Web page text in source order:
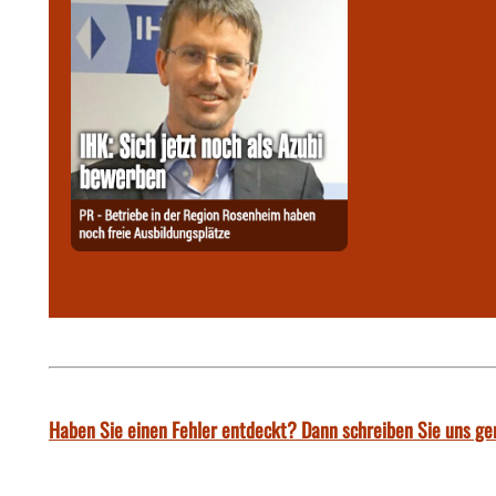
Haben Sie einen Fehler entdeckt? Dann schreiben Sie uns